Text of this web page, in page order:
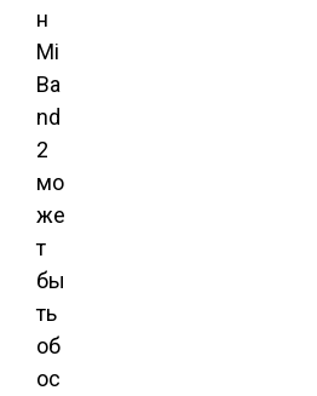
н
Mi
Ba
nd
2
мо
же
т
бы
ть
об
ос